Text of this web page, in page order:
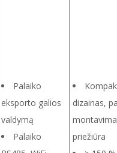
Palaiko
eksporto galios
valdymą
Palaiko
dizainas,
priežiūra